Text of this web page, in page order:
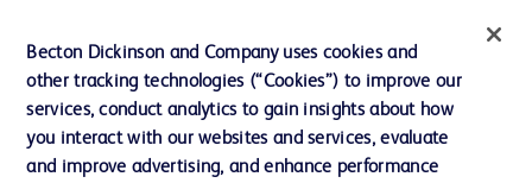
Notre entreprise
Éthique et conformité
Assistance
Becton Dickinson and Company uses cookies and
other tracking technologies (“Cookies”) to improve our
services, conduct analytics to gain insights about how
you interact with our websites and services, evaluate
and improve advertising, and enhance performance